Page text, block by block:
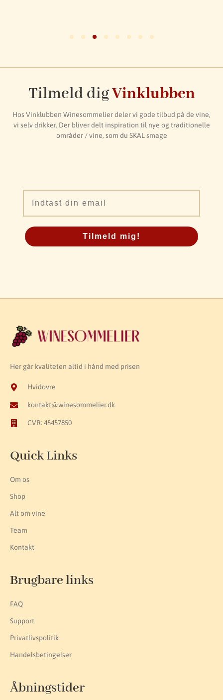
Tilmeld digVinklubben
Hos Vinklubben Winesommelier deler vi gode tilbud på de vine,
vi selv drikker. Der bliver delt inspiration til nye og traditionelle
områder / vine, som du SKAL smage
Tilmeld mig!
Her går kvaliteten altid i hånd med prisen
Hvidovre
kontakt@winesommelier.dk
CVR: 45457850
Quick Links
Om os
Shop
Alt om vine
Team
Kontakt
Brugbare links
FAQ
Support
Privatlivspolitik
Handelsbetingelser
Åbningstider